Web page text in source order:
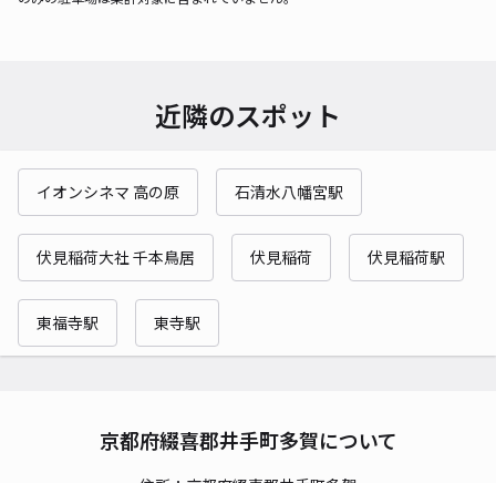
近隣のスポット
イオンシネマ 高の原 石清水八幡宮駅
伏見稲荷大社 千本鳥居 伏見稲荷 伏見稲荷駅
東福寺駅 東寺駅
京都府綴喜郡井手町多賀について